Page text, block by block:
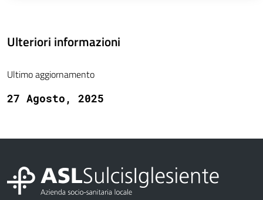
Ulteriori informazioni
Ultimo aggiornamento
27 Agosto, 2025